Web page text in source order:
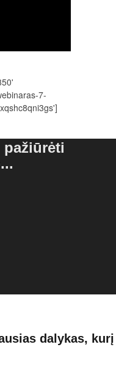
7-
pažiūrėti
dalykas,